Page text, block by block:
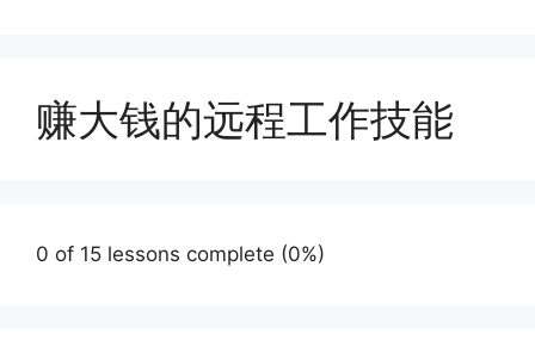
赚大钱的远程工作技能
0 of 15 lessons complete (0%)